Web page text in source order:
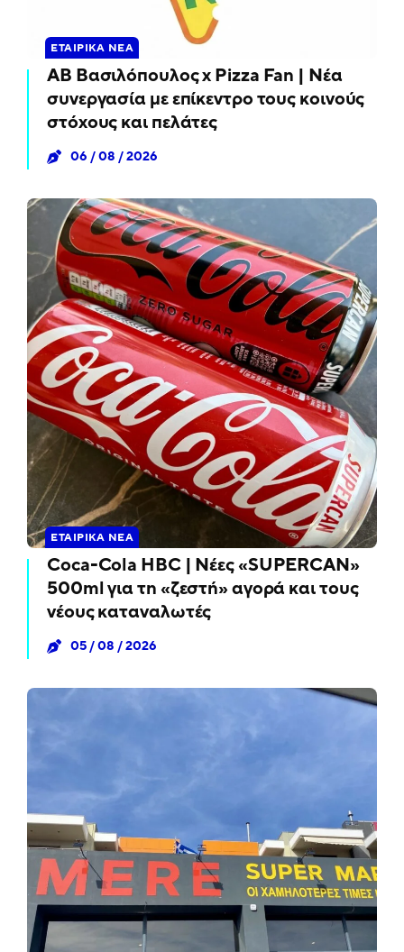
ΕΤΑΙΡΙΚΆ ΝΈΑ
ΑΒ Βασιλόπουλος x Pizza Fan | Νέα
συνεργασία με επίκεντρο τους κοινούς
στόχους και πελάτες
06 / 08 / 2026
ΕΤΑΙΡΙΚΆ ΝΈΑ
Coca-Cola HBC | Νέες «SUPERCAN»
500ml για τη «ζεστή» αγορά και τους
νέους καταναλωτές
05 / 08 / 2026